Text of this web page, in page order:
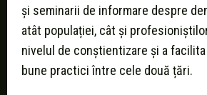
și seminarii de informare despre
atât populației, cât și
nivelul de conștientizare și a
bune practici între cele două țări.